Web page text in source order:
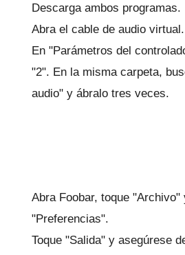
Descarga ambos programas.
Abra el cable de audio virtual.
En "Parámetros del
"2". En la misma carpeta,
audio" y ábralo tres veces.
Abra Foobar, toque "Archivo"
"Preferencias".
Toque "Salida" y asegúrese